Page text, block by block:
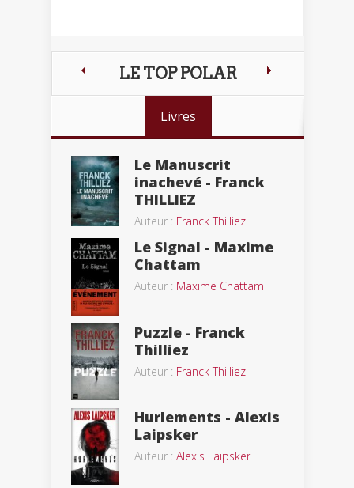
LE TOP POLAR
Livres
Le Manuscrit
inachevé - Franck
THILLIEZ
Auteur : Franck Thilliez
Le Signal - Maxime
Chattam
Auteur : Maxime Chattam
Puzzle - Franck
Thilliez
Auteur : Franck Thilliez
Hurlements - Alexis
Laipsker
Auteur : Alexis Laipsker